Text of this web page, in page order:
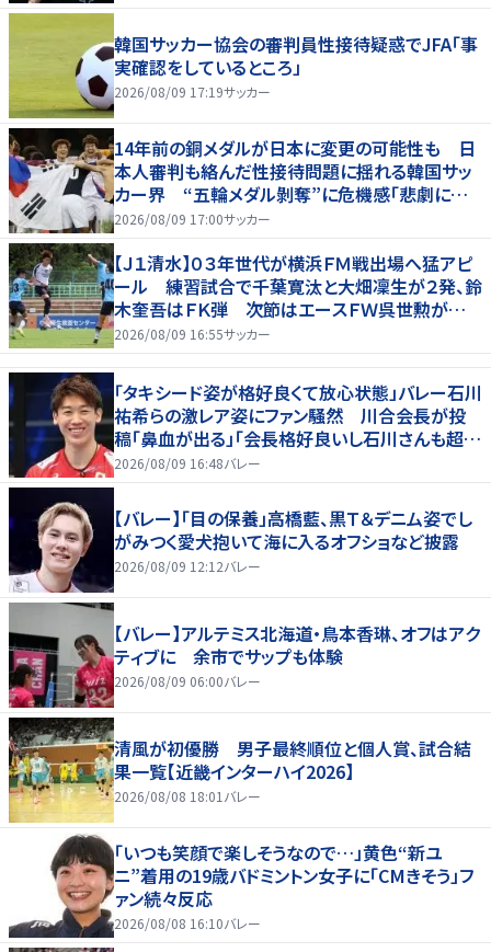
韓国サッカー協会の審判員性接待疑惑でJFA「事
実確認をしているところ」
2026/08/09 17:19サッカー
14年前の銅メダルが日本に変更の可能性も 日
本人審判も絡んだ性接待問題に揺れる韓国サッ
カー界 “五輪メダル剝奪”に危機感「悲劇に見
舞われる」
2026/08/09 17:00サッカー
【Ｊ１清水】０３年世代が横浜ＦＭ戦出場へ猛アピ
ール 練習試合で千葉寛汰と大畑凜生が２発、鈴
木奎吾はＦＫ弾 次節はエースＦＷ呉世勲が出
場停止
2026/08/09 16:55サッカー
「タキシード姿が格好良くて放心状態」バレー石川
祐希らの激レア姿にファン騒然 川合会長が投
稿「鼻血が出る」「会長格好良いし石川さんも超格
好いい」
2026/08/09 16:48バレー
【バレー】「目の保養」高橋藍、黒Ｔ＆デニム姿でし
がみつく愛犬抱いて海に入るオフショなど披露
2026/08/09 12:12バレー
【バレー】アルテミス北海道・鳥本香琳、オフはアク
ティブに 余市でサップも体験
2026/08/09 06:00バレー
清風が初優勝 男子最終順位と個人賞、試合結
果一覧【近畿インターハイ2026】
2026/08/08 18:01 バレー
「いつも笑顔で楽しそうなので…」黄色“新ユ
ニ”着用の19歳バドミントン女子に「CMきそう」フ
ァン続々反応
2026/08/08 16:10バレー